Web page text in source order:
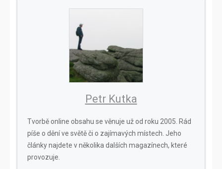
Petr Kutka
Tvorbě online obsahu se věnuje už od roku 2005. Rád
píše o dění ve světě či o zajímavých místech. Jeho
články najdete v několika dalších magazínech, které
provozuje.